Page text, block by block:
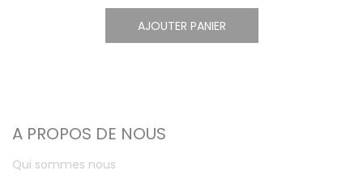
AJOUTER PANIER
A PROPOS DE NOUS
Qui sommes nous